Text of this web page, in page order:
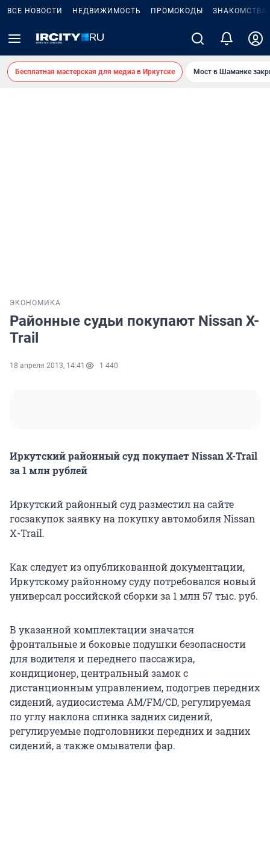
ВСЕ НОВОСТИ НЕДВИЖИМОСТЬ ПРОМОКОДЫ ЗНАКОМСТВА
Бесплатная мастерская для медиа в Иркутске Мост в Шаманке
ЭКОНОМИКА
Районные судьи покупают Nissan X-
Trail
18 апреля 2013, 14:41 1 440
Иркутский районный суд покупает Nissan X-Trail
за 1 млн рублей
Иркутский районный суд разместил на сайте
госзакупок заявку на покупку автомобиля Nissan
X-Trail.
Как следует из опубликованной документации,
Иркутскому районному суду потребовался новый
универсал российской сборки за 1 млн 57 тыс. руб.
В указанной комплектации значатся
фронтальные и боковые подушки безопасности
для водителя и переднего пассажира,
кондиционер, центральный замок с
дистанционным управлением, подогрев передних
сидений, аудиосистема AM/FM/CD, регулируемая
по углу наклона спинка задних сидений,
регулируемые подголовники передних и задних
сидений, а также омыватели фар.